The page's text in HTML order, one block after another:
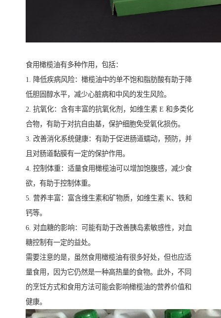
食用橄榄油有多种作用，包括：
1. 降低疾病风险：橄榄油中的单不饱和脂肪酸有助于降
低胆固醇水平，减少心脏病和中风的发生风险。
2. 抗氧化：含有丰富的抗氧化剂，如维生素 E 和多类化
合物，有助于对抗自由基，保护细胞免受氧化损伤。
3. 改善消化系统健康：有助于促进肠道蠕动，预防，并
且对肠道黏膜有一定的保护作用。
4. 控制体重：适量食用橄榄油可以增加饱腹感，减少食
欲，有助于控制体重。
5. 营养丰富：富含维生素和矿物质，如维生素 K、铁和
钙等。
6. 对血糖的影响：可能有助于改善胰岛素敏感性，对血
糖控制有一定的益处。
需要注意的是，虽然食用橄榄油有很多好处，但也应适
量食用，因为它仍然是一种高热量的食物。此外，不同
的烹饪方式和食用方法可能会影响橄榄油的营养价值和
健康。